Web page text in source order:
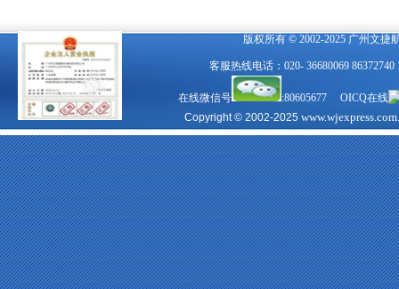
版权所有 © 2002-2025 广州文捷
客服热线电话：020- 36680069
在线微信号
:80605677 OICQ在线
Copyright © 2002-2025 www.wjexpress.com